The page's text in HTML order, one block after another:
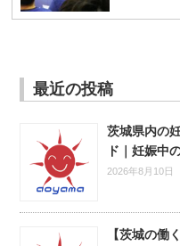
最近の投稿
茨城県内の
ド｜妊娠中
2026年8月10日
【茨城の働